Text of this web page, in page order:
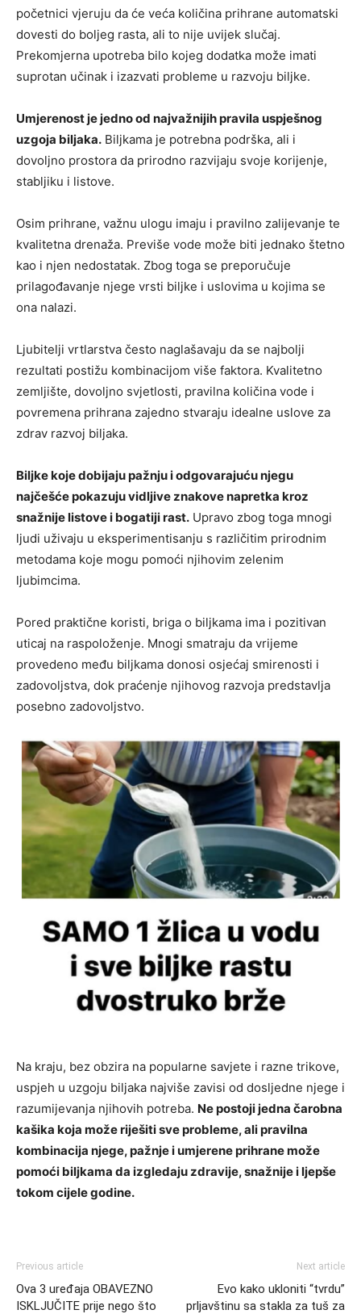
početnici vjeruju da će veća količina prihrane automatski
dovesti do boljeg rasta, ali to nije uvijek slučaj.
Prekomjerna upotreba bilo kojeg dodatka može imati
suprotan učinak i izazvati probleme u razvoju biljke.
Umjerenost je jedno od najvažnijih pravila uspješnog
uzgoja biljaka. Biljkama je potrebna podrška, ali i
dovoljno prostora da prirodno razvijaju svoje korijenje,
stabljiku i listove.
Osim prihrane, važnu ulogu imaju i pravilno zalijevanje te
kvalitetna drenaža. Previše vode može biti jednako štetno
kao i njen nedostatak. Zbog toga se preporučuje
prilagođavanje njege vrsti biljke i uslovima u kojima se
ona nalazi.
Ljubitelji vrtlarstva često naglašavaju da se najbolji
rezultati postižu kombinacijom više faktora. Kvalitetno
zemljište, dovoljno svjetlosti, pravilna količina vode i
povremena prihrana zajedno stvaraju idealne uslove za
zdrav razvoj biljaka.
Biljke koje dobijaju pažnju i odgovarajuću njegu
najčešće pokazuju vidljive znakove napretka kroz
snažnije listove i bogatiji rast. Upravo zbog toga mnogi
ljudi uživaju u eksperimentisanju s različitim prirodnim
metodama koje mogu pomoći njihovim zelenim
ljubimcima.
Pored praktične koristi, briga o biljkama ima i pozitivan
uticaj na raspoloženje. Mnogi smatraju da vrijeme
provedeno među biljkama donosi osjećaj smirenosti i
zadovoljstva, dok praćenje njihovog razvoja predstavlja
posebno zadovoljstvo.
Na kraju, bez obzira na popularne savjete i razne trikove,
uspjeh u uzgoju biljaka najviše zavisi od dosljedne njege i
razumijevanja njihovih potreba. Ne postoji jedna čarobna
kašika koja može riješiti sve probleme, ali pravilna
kombinacija njege, pažnje i umjerene prihrane može
pomoći biljkama da izgledaju zdravije, snažnije i ljepše
tokom cijele godine.
Previous article
Ova 3 uređaja OBAVEZNO
ISKLJUČITE prije nego što
Next article
Evo kako ukloniti “tvrdu”
prljavštinu sa stakla za tuš za